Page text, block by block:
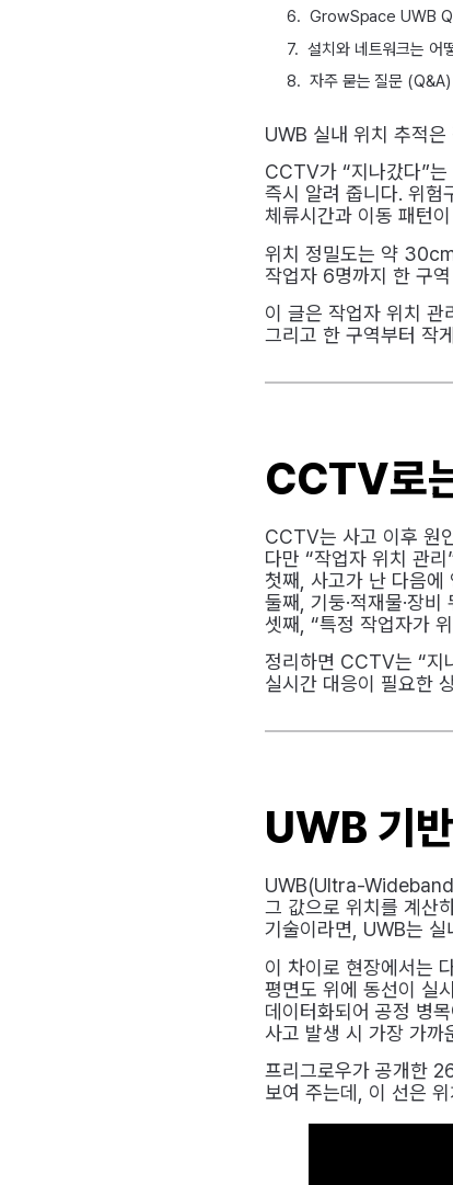
GrowSpace UWB
설치와 네트워크는 어
자주 묻는 질문 (Q&A)
UWB 실내 위치 추적
CCTV가 “지나갔다”
즉시 알려 줍니다. 위험
체류시간과 이동 패턴
위치 정밀도는 약
작업자 6명까지 한 구
이 글은 작업자 위치 관
그리고 한 구역부터 작
CCTV로
CCTV는 사고 이후 원
다만 “작업자 위치 관
첫째, 사고가 난 다음에
둘째, 기둥·적재물·장
셋째, “특정 작업자가
정리하면 CCTV는 “지
실시간 대응이 필요한
UWB 기
UWB(Ultra-
그 값으로 위치를 계산
기술이라면, UWB는 실
이 차이로 현장에서는
평면도 위에 동선이 실
데이터화되어 공정 병
사고 발생 시 가장 가까
프리그로우가 공개한
보여 주는데, 이 선은 위